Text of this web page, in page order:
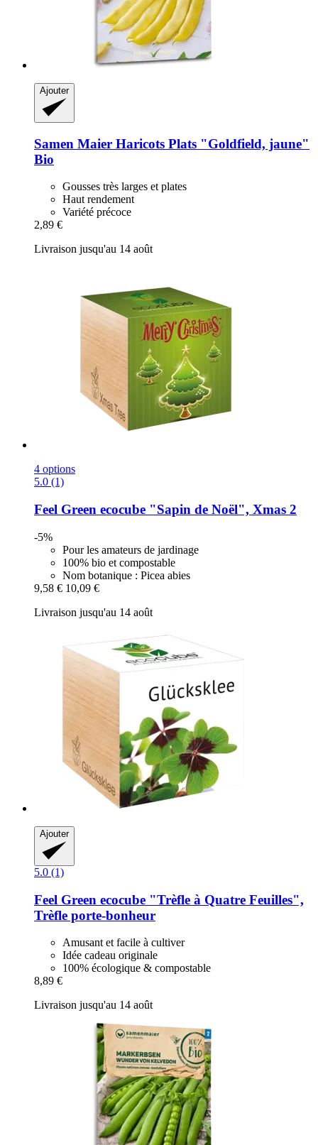
Ajouter
Samen Maier Haricots Plats "Goldfield, jaune"
Bio
Gousses très larges et plates
Haut rendement
Variété précoce
2,89 €
Livraison jusqu'au 14 août
4 options
5.0 (1)
Feel Green ecocube "Sapin de Noël", Xmas 2
-5%
Pour les amateurs de jardinage
100% bio et compostable
Nom botanique : Picea abies
9,58 € 10,09 €
Livraison jusqu'au 14 août
Ajouter
5.0 (1)
Feel Green ecocube "Trèfle à Quatre Feuilles",
Trèfle porte-​bonheur
Amusant et facile à cultiver
Idée cadeau originale
100% écologique & compostable
8,89 €
Livraison jusqu'au 14 août